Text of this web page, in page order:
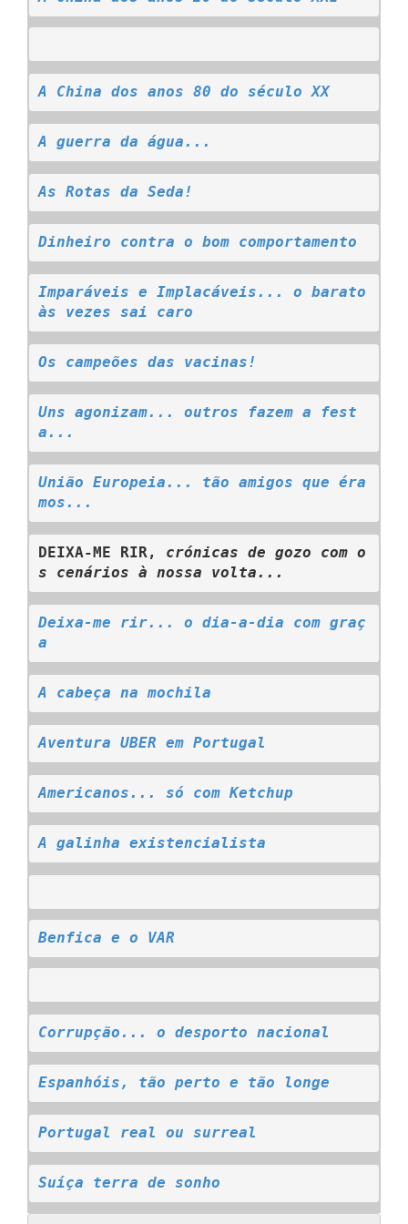
A China dos anos 80 do século XX
A guerra da água...
As Rotas da Seda!
Dinheiro contra o bom comportamento
Imparáveis e Implacáveis... o barato
às vezes sai caro
Os campeões das vacinas!
Uns agonizam... outros fazem a fest
a...
União Europeia... tão amigos que éra
mos...
DEIXA-ME RIR, crónicas de gozo com o
s cenários à nossa volta...
Deixa-me rir... o dia-a-dia com graç
a
A cabeça na mochila
Aventura UBER em Portugal
Americanos... só com Ketchup
A galinha existencialista
Benfica e o VAR
Corrupção... o desporto nacional
Espanhóis, tão perto e tão longe
Portugal real ou surreal
Suíça terra de sonho